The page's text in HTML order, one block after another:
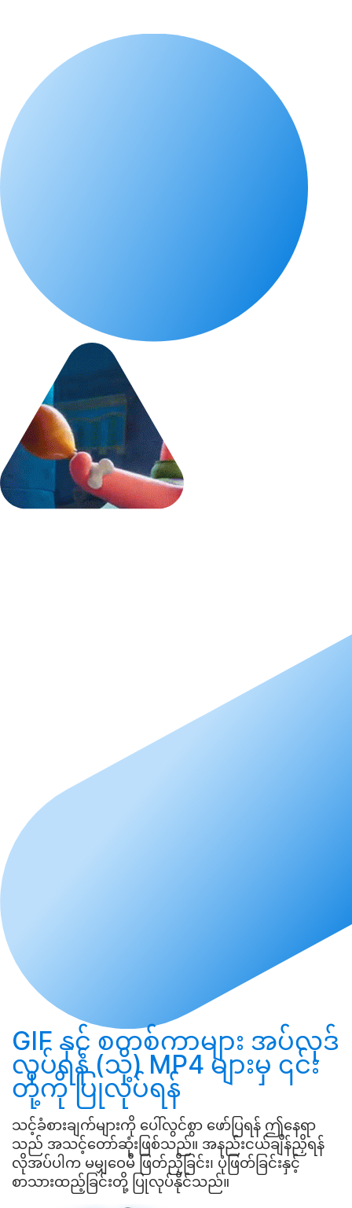
GIF နှင့် စတစ်ကာများ အပ်လုဒ်
လုပ်ရန်(သို့) MP4 များမှ ၎င်း
တို့ကိုပြုလုပ်ရန်
သင့်ခံစားချက်များကို ပေါ်လွင်စွာ ဖော်ပြရန် ဤနေရာ
သည် အသင့်တော်ဆုံးဖြစ်သည်။ အနည်းငယ်ချိန်ညှိရန်
လိုအပ်ပါက မမျှဝေမီ ဖြတ်ညှိခြင်း၊ ပုံဖြတ်ခြင်းနှင့်
စာသားထည့်ခြင်းတို့ ပြုလုပ်နိုင်သည်။